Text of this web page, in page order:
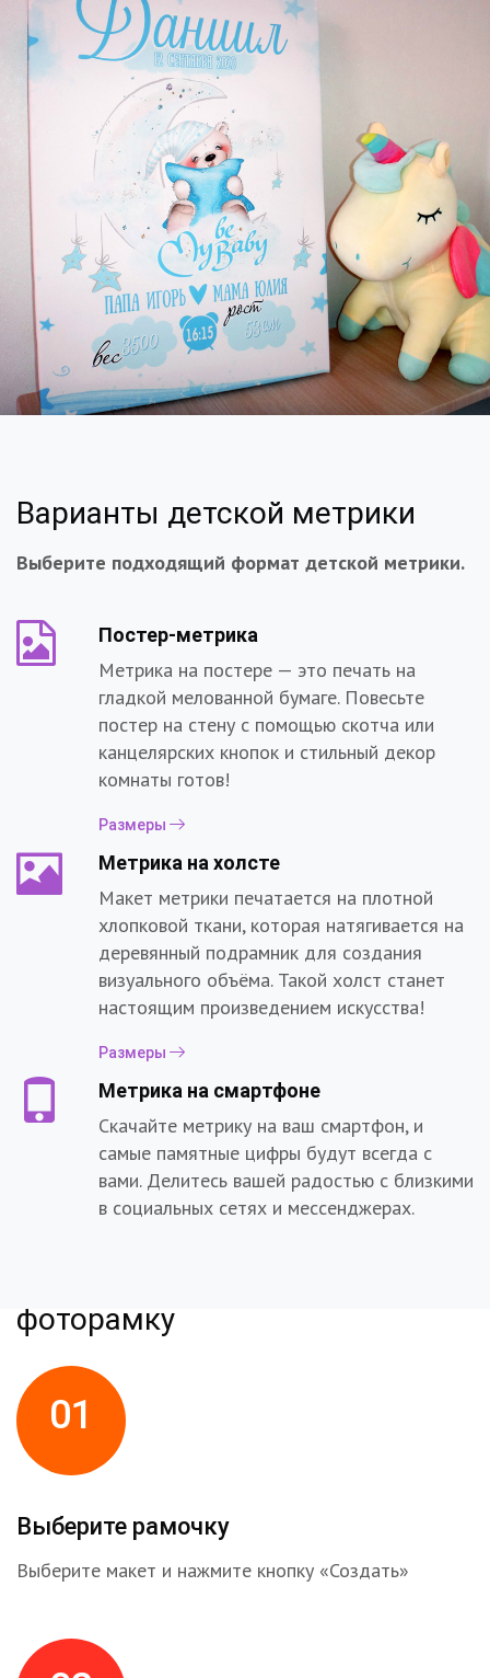
Варианты детской метрики
Выберите подходящий формат детской метрики.
Постер-метрика
Метрика на постере — это печать на
гладкой мелованной бумаге. Повесьте
постер на стену с помощью скотча или
канцелярских кнопок и стильный декор
комнаты готов!
Размеры
Метрика на холсте
Макет метрики печатается на плотной
хлопковой ткани, которая натягивается на
деревянный подрамник для создания
визуального объёма. Такой холст станет
настоящим произведением искусства!
Размеры
Метрика на смартфоне
Скачайте метрику на ваш смартфон, и
самые памятные цифры будут всегда с
вами. Делитесь вашей радостью с близкими
в социальных сетях и мессенджерах.
фоторамку
01
Выберите рамочку
Выберите макет и нажмите кнопку «Создать»